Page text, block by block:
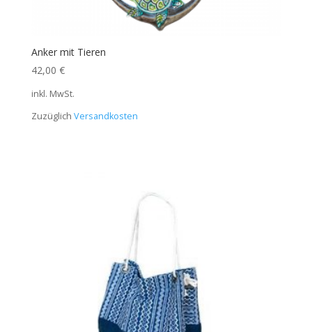
Anker mit Tieren
42,00 €
inkl. MwSt.
Zuzüglich Versandkosten